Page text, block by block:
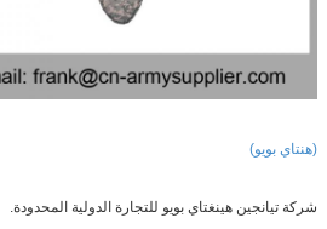
هينغتاي بويو للتجارة الدولية المحدودة.